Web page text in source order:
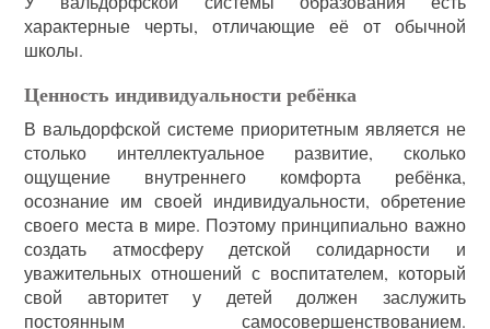
характерные черты, отличающие её от обычной
школы.
Ценность индивидуальности ребёнка
В вальдорфской системе приоритетным является не
столько интеллектуальное развитие, сколько
ощущение внутреннего комфорта ребёнка,
осознание им своей индивидуальности, обретение
своего места в мире. Поэтому принципиально важно
создать атмосферу детской солидарности и
уважительных отношений с воспитателем, который
свой авторитет у детей должен заслужить
постоянным самосовершенствованием.